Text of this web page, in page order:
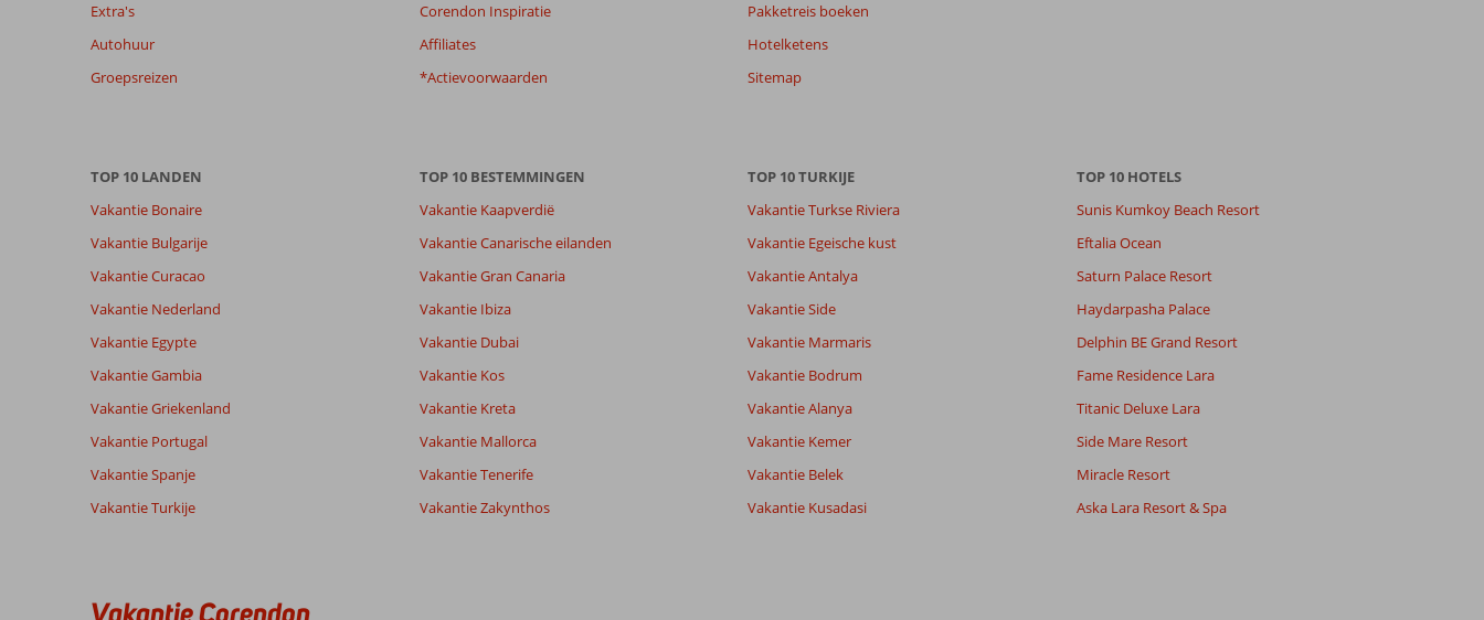
maanden
weergegeven
de
relevantie
de
getoonde
te
garanderen.
info
over
beoordelingen.
Extra's
Autohuur
Groepsreizen
Corendon Inspiratie
Affiliates
*Actievoorwaarden
Pakketreis boeken
Hotelketens
Sitemap
TOP 10 LANDEN
Vakantie Bonaire
Vakantie Bulgarije
Vakantie Curacao
Vakantie Nederland
Vakantie Egypte
Vakantie Gambia
Vakantie Griekenland
Vakantie Portugal
Vakantie Spanje
Vakantie Turkije
TOP 10 BESTEMMINGEN
Vakantie Kaapverdië
Vakantie Canarische eilanden
Vakantie Gran Canaria
Vakantie Ibiza
Vakantie Dubai
Vakantie Kos
Vakantie Kreta
Vakantie Mallorca
Vakantie Tenerife
Vakantie Zakynthos
TOP 10 TURKIJE
Vakantie Turkse Riviera
Vakantie Egeische kust
Vakantie Antalya
Vakantie Side
Vakantie Marmaris
Vakantie Bodrum
Vakantie Alanya
Vakantie Kemer
Vakantie Belek
Vakantie Kusadasi
TOP 10 HOTELS
Sunis Kumkoy Beach Resort
Eftalia Ocean
Saturn Palace Resort
Haydarpasha Palace
Delphin BE Grand Resort
Fame Residence Lara
Titanic Deluxe Lara
Side Mare Resort
Miracle Resort
Aska Lara Resort & Spa